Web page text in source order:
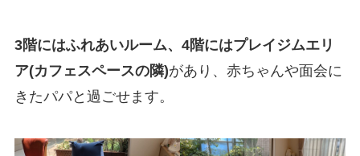
3階にはふれあいルーム、4階にはプレイジムエリ
ア(カフェスペースの隣)があり、赤ちゃんや面会に
きたパパと過ごせます。